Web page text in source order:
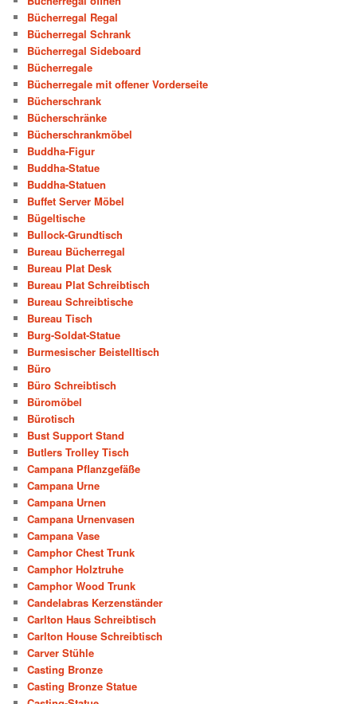
Bücherregal Regal
Bücherregal Schrank
Bücherregal Sideboard
Bücherregale
Bücherregale mit offener Vorderseite
Bücherschrank
Bücherschränke
Bücherschrankmöbel
Buddha-Figur
Buddha-Statue
Buddha-Statuen
Buffet Server Möbel
Bügeltische
Bullock-Grundtisch
Bureau Bücherregal
Bureau Plat Desk
Bureau Plat Schreibtisch
Bureau Schreibtische
Bureau Tisch
Burg-Soldat-Statue
Burmesischer Beistelltisch
Büro
Büro Schreibtisch
Büromöbel
Bürotisch
Bust Support Stand
Butlers Trolley Tisch
Campana Pflanzgefäße
Campana Urne
Campana Urnen
Campana Urnenvasen
Campana Vase
Camphor Chest Trunk
Camphor Holztruhe
Camphor Wood Trunk
Candelabras Kerzenständer
Carlton Haus Schreibtisch
Carlton House Schreibtisch
Carver Stühle
Casting Bronze
Casting Bronze Statue